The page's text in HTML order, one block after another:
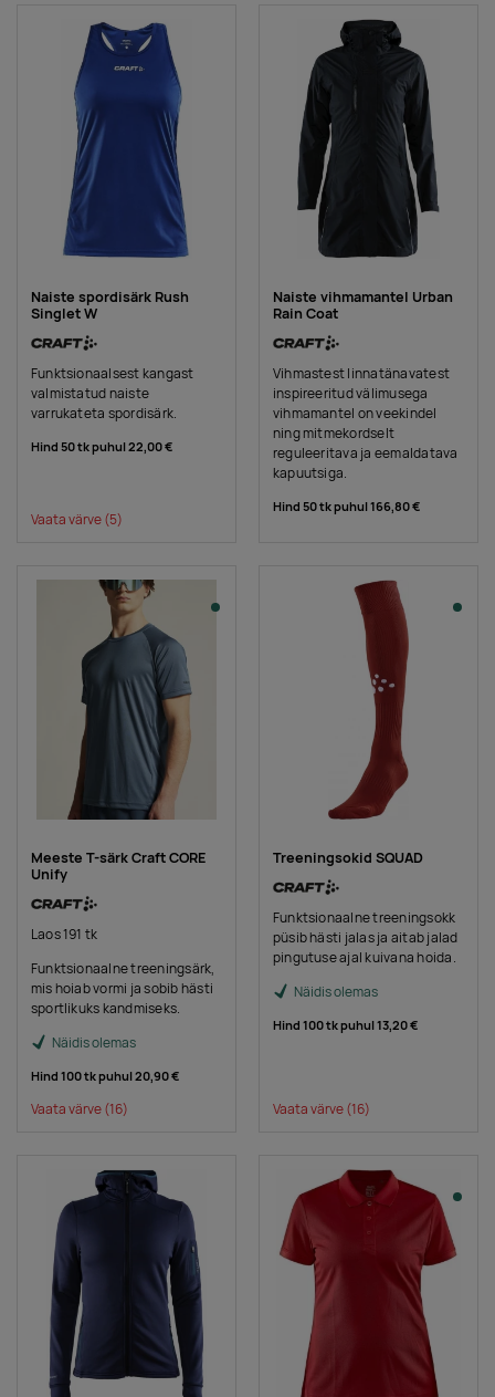
Naiste spordisärk Rush
Singlet W
Funktsionaalsest kangast
valmistatud naiste
varrukateta spordisärk.
Hind 50 tk puhul22,00 €
Vaata värve(5)
Naiste vihmamantel Urban
Rain Coat
Vihmastest linnatänavatest
inspireeritud välimusega
vihmamantel on veekindel
ning mitmekordselt
reguleeritava ja eemaldatava
kapuutsiga.
Hind 50 tk puhul166,80 €
Meeste T-särk Craft CORE
Unify
Laos 191 tk
Funktsionaalne treeningsärk,
mis hoiab vormi ja sobib hästi
sportlikuks kandmiseks.
Näidis olemas
Hind 100 tk puhul20,90 €
Vaata värve(16)
Treeningsokid SQUAD
Funktsionaalne treeningsokk
püsib hästi jalas ja aitab jalad
pingutuse ajal kuivana hoida.
Näidis olemas
Hind 100 tk puhul13,20 €
Vaata värve(16)